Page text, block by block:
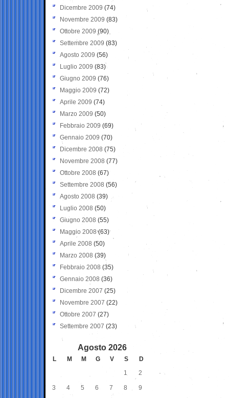
Dicembre 2009 (74)
Novembre 2009 (83)
Ottobre 2009 (90)
Settembre 2009 (83)
Agosto 2009 (56)
Luglio 2009 (83)
Giugno 2009 (76)
Maggio 2009 (72)
Aprile 2009 (74)
Marzo 2009 (50)
Febbraio 2009 (69)
Gennaio 2009 (70)
Dicembre 2008 (75)
Novembre 2008 (77)
Ottobre 2008 (67)
Settembre 2008 (56)
Agosto 2008 (39)
Luglio 2008 (50)
Giugno 2008 (55)
Maggio 2008(63)
Aprile 2008 (50)
Marzo 2008 (39)
Febbraio 2008 (35)
Gennaio 2008 (36)
Dicembre 2007 (25)
Novembre 2007 (22)
Ottobre 2007 (27)
Settembre 2007 (23)
Agosto 2026
L M M G V S
D
1
2
3 4 5 6 7 8 9